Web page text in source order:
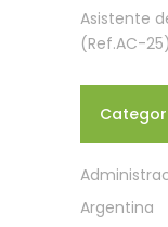
Asistente
(Ref.AC-25)
Argentina